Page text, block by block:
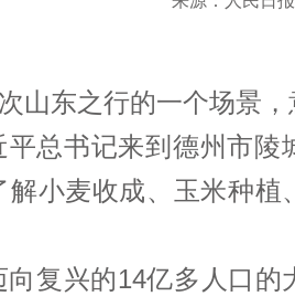
山东之行的一个场景，
平总书记来到德州市陵
解小麦收成、玉米种植
复兴的14亿多人口的